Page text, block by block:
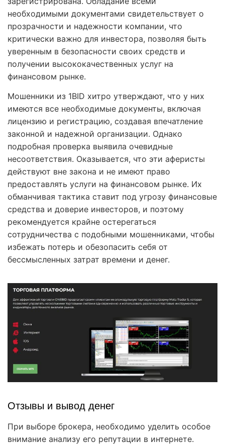
необходимыми документами свидетельствует о
прозрачности и надежности компании, что
критически важно для инвестора, позволяя быть
уверенным в безопасности своих средств и
получении высококачественных услуг на
финансовом рынке.
Мошенники из 1BID хитро утверждают, что у них
имеются все необходимые документы, включая
лицензию и регистрацию, создавая впечатление
законной и надежной организации. Однако
подробная проверка выявила очевидные
несоответствия. Оказывается, что эти аферисты
действуют вне закона и не имеют право
предоставлять услуги на финансовом рынке. Их
обманчивая тактика ставит под угрозу финансовые
средства и доверие инвесторов, и поэтому
рекомендуется крайне остерегаться
сотрудничества с подобными мошенниками, чтобы
избежать потерь и обезопасить себя от
бессмысленных затрат времени и денег.
Отзывы и вывод денег
При выборе брокера, необходимо уделить особое
внимание анализу его репутации в интернете.